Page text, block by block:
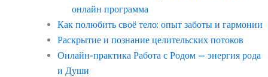
онлайн программа
Как полюбить своё тело: опыт заботы и гармонии
Раскрытие и познание целительских потоков
Онлайн-практика Работа с Родом — энергия рода
и Души